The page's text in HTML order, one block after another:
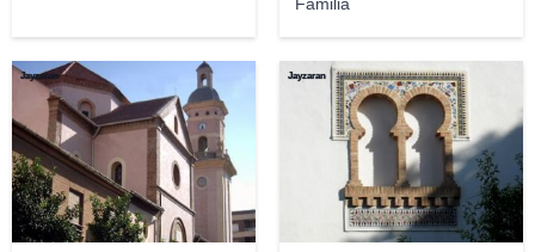
Jayzaran Jayzaran